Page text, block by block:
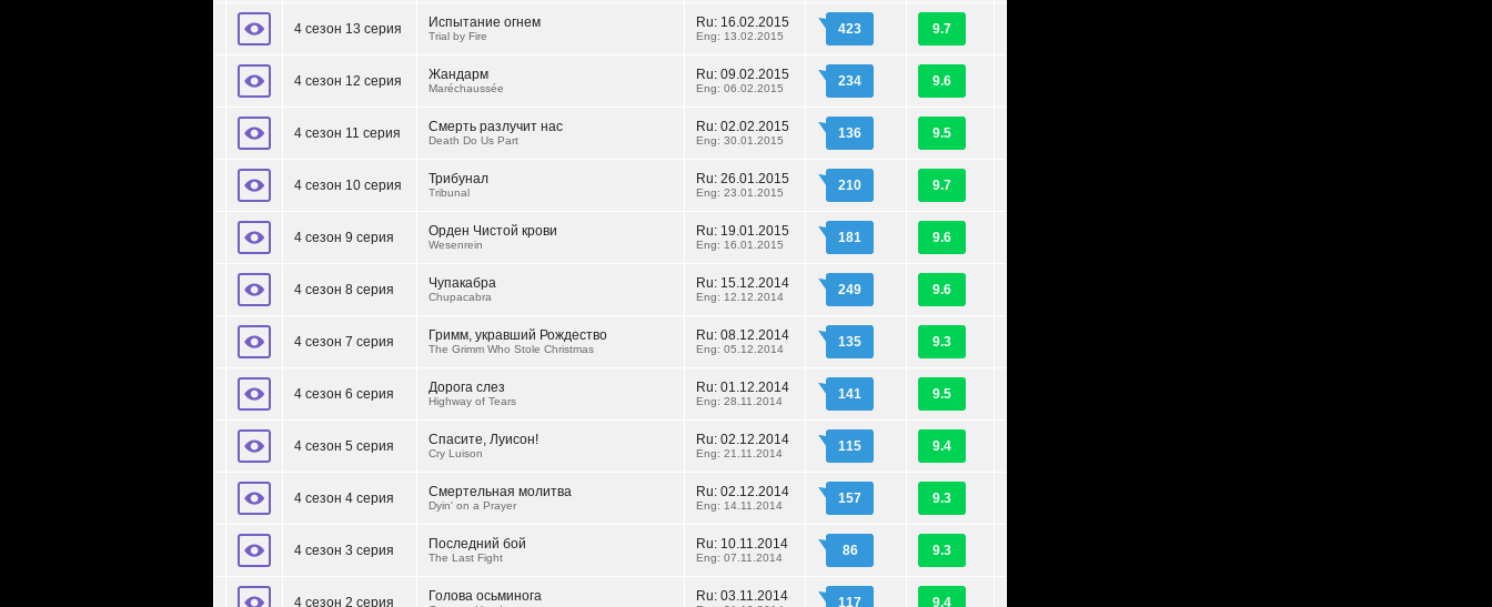
4 сезон 13 серия Испытание огнем
Trial by Fire
Ru: 16.02.2015
Eng: 13.02.2015 423 9.7
4 сезон 12 серия Жандарм
Maréchaussée
Ru: 09.02.2015
Eng: 06.02.2015 234 9.6
4 сезон 11 серия Смерть разлучит нас
Death Do Us Part
Ru: 02.02.2015
Eng: 30.01.2015 136 9.5
4 сезон 10 серия Трибунал
Tribunal
Ru: 26.01.2015
Eng: 23.01.2015 210 9.7
4 сезон 9 серия Орден Чистой крови
Wesenrein
Ru: 19.01.2015
Eng: 16.01.2015 181 9.6
4 сезон 8 серия Чупакабра
Chupacabra
Ru: 15.12.2014
Eng: 12.12.2014 249 9.6
4 сезон 7 серия Гримм, укравший Рождество
The Grimm Who Stole Christmas
Ru: 08.12.2014
Eng: 05.12.2014 135 9.3
4 сезон 6 серия Дорога слез
Highway of Tears
Ru: 01.12.2014
Eng: 28.11.2014 141 9.5
4 сезон 5 серия Спасите, Луисон!
Cry Luison
Ru: 02.12.2014
Eng: 21.11.2014 115 9.4
4 сезон 4 серия Смертельная молитва
Dyin' on a Prayer
Ru: 02.12.2014
Eng: 14.11.2014 157 9.3
4 сезон 3 серия Последний бой
The Last Fight
Ru: 10.11.2014
Eng: 07.11.2014 86 9.3
4 сезон 2 серия Голова осьминога Ru: 03.11.2014 117 9.4